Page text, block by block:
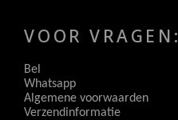
VOOR VRAGEN:
Bel
Whatsapp
Algemene voorwaarden
Verzendinformatie